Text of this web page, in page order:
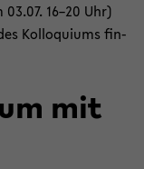
16–20 Uhr)
Kol­lo­qui­ums fin­
mit